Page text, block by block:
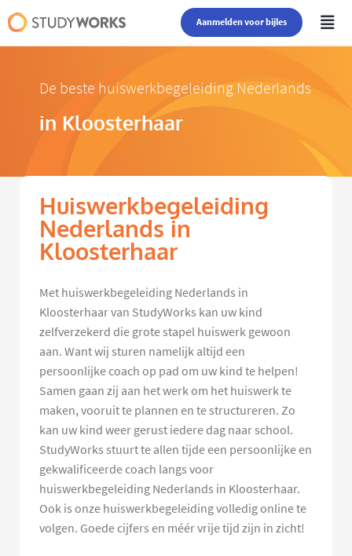
Aanmelden voor bijles
De beste huiswerkbegeleiding Nederlands
in Kloosterhaar
Huiswerkbegeleiding
Nederlands in
Kloosterhaar
Met huiswerkbegeleiding Nederlands in
Kloosterhaar van StudyWorks kan uw kind
zelfverzekerd die grote stapel huiswerk gewoon
aan. Want wij sturen namelijk altijd een
persoonlijke coach op pad om uw kind te helpen!
Samen gaan zij aan het werk om het huiswerk te
maken, vooruit te plannen en te structureren. Zo
kan uw kind weer gerust iedere dag naar school.
StudyWorks stuurt te allen tijde een persoonlijke en
gekwalificeerde coach langs voor
huiswerkbegeleiding Nederlands in Kloosterhaar.
Ook is onze huiswerkbegeleiding volledig online te
volgen. Goede cijfers en méér vrije tijd zijn in zicht!